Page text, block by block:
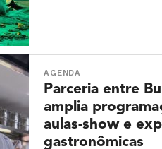
AGENDA
Parceria entre
amplia
aulas-show e
gastronômicas